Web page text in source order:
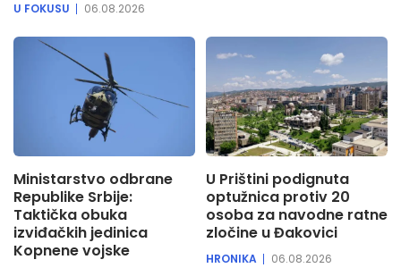
U FOKUSU 06.08.2026
Ministarstvo odbrane
Republike Srbije:
Taktička obuka
izviđačkih jedinica
Kopnene vojske
U Prištini podignuta
optužnica protiv 20
osoba za navodne ratne
zločine u Đakovici
HRONIKA 06.08.2026